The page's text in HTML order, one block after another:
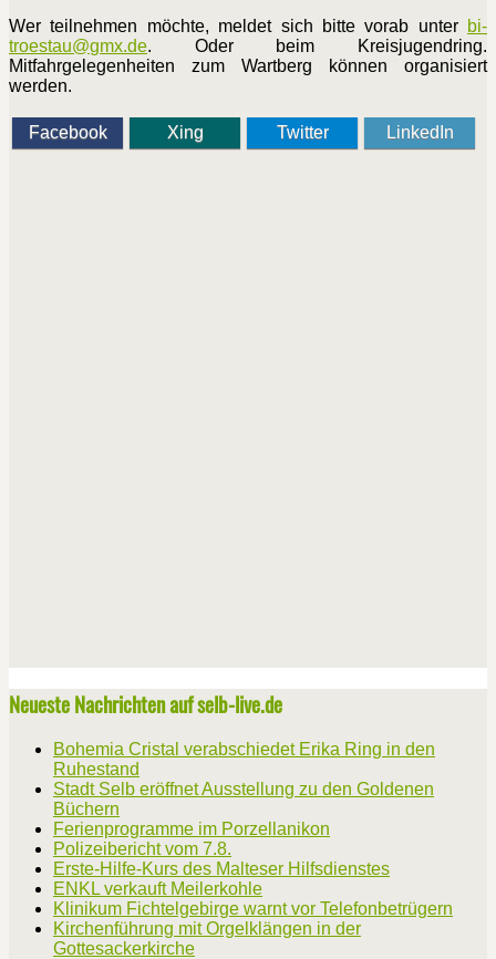
Wer teilnehmen möchte, meldet sich bitte vorab unter bi-
troestau​@​gmx.de. Oder beim Kreisjugendring.
Mitfahrgelegenheiten zum Wartberg können organisiert
werden.
Facebook Xing Twitter LinkedIn
Neueste Nachrichten auf selb-live.de
Bohemia Cristal verabschiedet Erika Ring in den
Ruhestand
Stadt Selb eröffnet Ausstellung zu den Goldenen
Büchern
Ferienprogramme im Porzellanikon
Polizeibericht vom 7.8.
Erste-Hilfe-Kurs des Malteser Hilfsdienstes
ENKL verkauft Meilerkohle
Klinikum Fichtelgebirge warnt vor Telefonbetrügern
Kirchenführung mit Orgelklängen in der
Gottesackerkirche